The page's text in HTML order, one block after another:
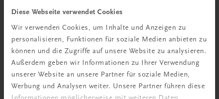
Diese Webseite verwendet Cookies
Wir verwenden Cookies, um Inhalte und Anzeigen zu
personalisieren, Funktionen für soziale Medien anbieten zu
können und die Zugriffe auf unsere Website zu analysieren.
Außerdem geben wir Informationen zu Ihrer Verwendung
unserer Website an unsere Partner für soziale Medien,
Werbung und Analysen weiter. Unsere Partner führen diese
Wir über uns
Familienunternehmen mit 80 Mitarbeiterinnen und
Mitarbeitern, die eines verbindet: Begeisterung für unsere
Produkte.
mehr erfahren